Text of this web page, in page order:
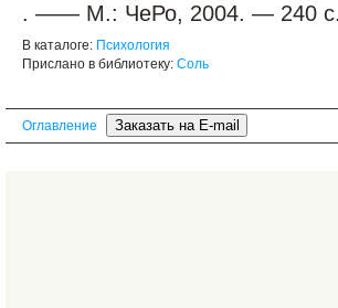
. —— М.: ЧеРо, 2004. — 240 с.
В каталоге: Психология
Прислано в библиотеку: Соль
Оглавление